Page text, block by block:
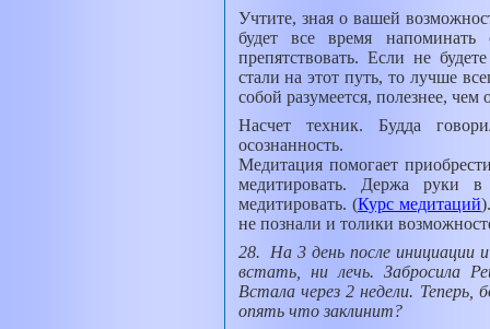
Учтите, зная о вашей
будет все время
препятствовать. Если не
стали на этот путь, то лучше
собой разумеется, полезнее, чем
Насчет техник. Будда
осознанность.
Медитация помогает
медитировать. Держа руки в
медитировать. (Курс медитаций)
не познали и толики
28. На 3 день после инициации
встать, ни лечь. Забросила
Встала через 2 недели. Теперь,
опять что заклинит?